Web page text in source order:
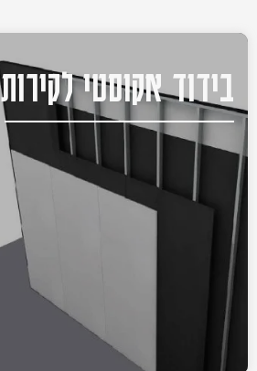
בידוד אקוסטי לקירות